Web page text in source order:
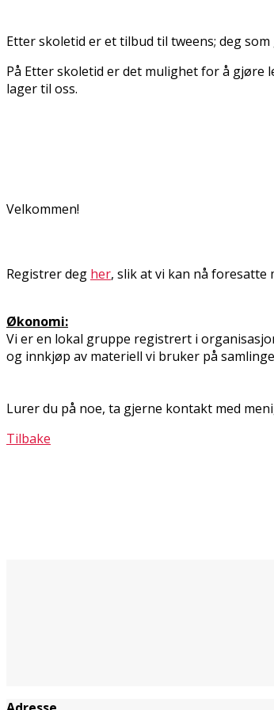
Etter skoletid er et tilbud til tweens; deg som
På Etter skoletid er det mulighet for å gjøre
lager til oss.
Velkommen!
Registrer deg her, slik at vi kan nå
Økonomi:
Vi er en lokal gruppe registrert i
og innkjøp av materiell vi bruker på
Lurer du på noe, ta gjerne kontakt med
Tilbake